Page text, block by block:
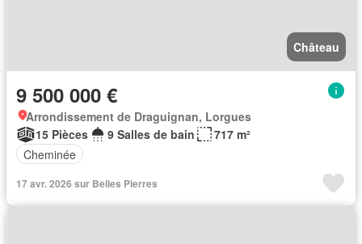
Château
9 500 000 €
Arrondissement de Draguignan, Lorgues
15 Pièces
9 Salles de bain
717 m²
Cheminée
17 avr. 2026 sur Belles Pierres